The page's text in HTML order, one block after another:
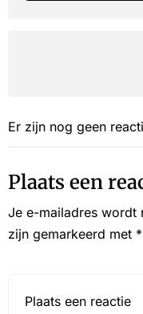
Er zijn nog geen
Plaats een
Je e-mailadres wordt
zijn gemarkeerd met *